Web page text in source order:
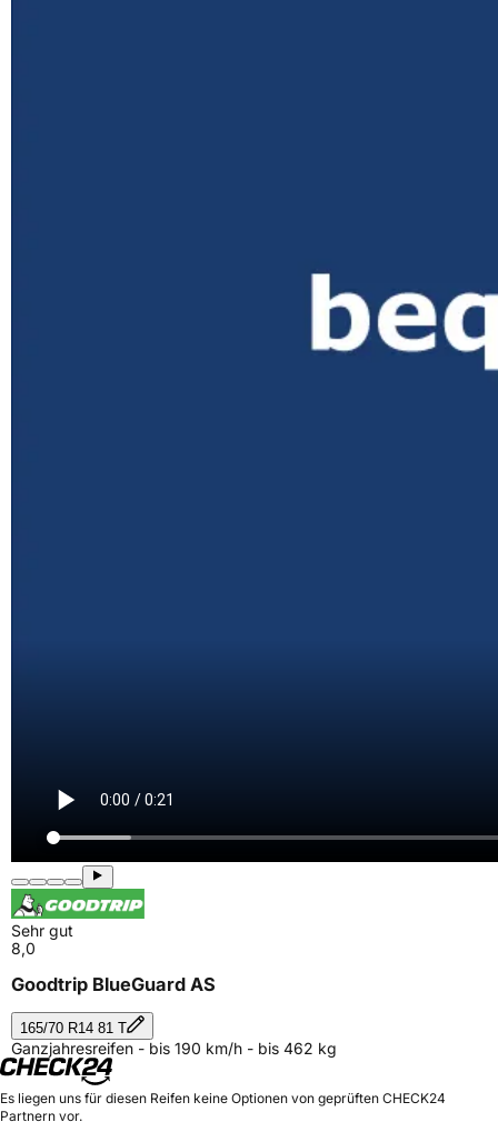
Sehr gut
8,0
Goodtrip BlueGuard AS
165/70 R14 81 T
Ganzjahresreifen - bis 190 km/h - bis 462 kg
Es liegen uns für diesen Reifen keine Optionen von geprüften CHECK24
Partnern vor.